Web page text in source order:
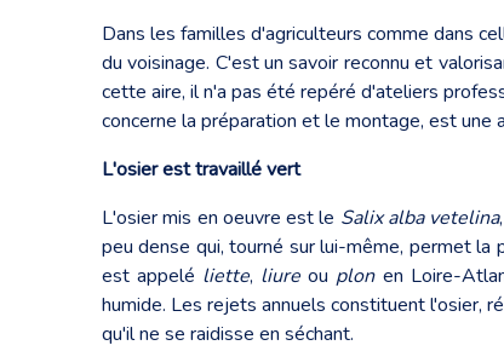
Dans les familles d'agriculteurs comme dans
du voisinage. C'est un savoir reconnu et
cette aire, il n'a pas été repéré d'ateliers
concerne la préparation et le montage, est
L'osier est travaillé vert
L'osier mis en oeuvre est le Salix alba vetelina
peu dense qui, tourné sur lui-même, permet
est appelé liette, liure ou plonen Loire-
humide. Les rejets annuels constituent l'osier,
qu'il ne se raidisse en séchant.